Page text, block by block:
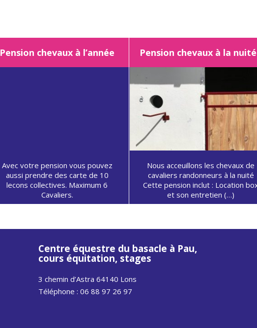
Pension chevaux à l’année
Avec votre pension vous pouvez
aussi prendre des carte de 10
lecons collectives. Maximum 6
Cavaliers.
Pension chevaux à la
Nous acceuillons les chevaux de
cavaliers randonneurs à la nuité
Cette pension inclut : Location
et son entretien (…)
Centre équestre du basacle à Pau,
cours équitation, stages
3 chemin d’Astra 64140 Lons
Téléphone : 06 88 97 26 97